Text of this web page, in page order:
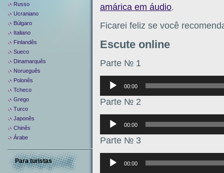
amárica em áudio.
Ficarei feliz se você
Escute online
Parte № 1
Аудиоплеер
00:00
Parte № 2
Аудиоплеер
00:00
Parte № 3
Аудиоплеер
00:00
Russo
Ucraniano
Búlgaro
Italiano
Finlandês
Sueco
Dinamarquês
Norueguês
Polonês
Tcheco
Grego
Turco
Japonês
Chinês
Árabe
Para turistas